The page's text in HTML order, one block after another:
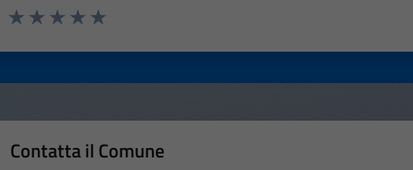
Contatta il Comune